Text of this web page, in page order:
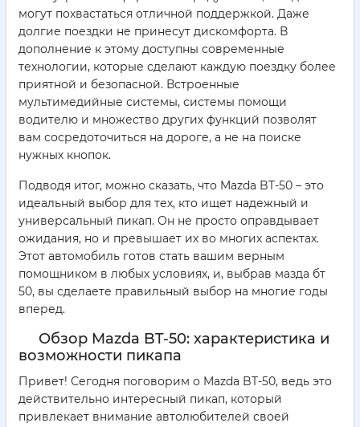
могут похвастаться отличной поддержкой. Даже
долгие поездки не принесут дискомфорта. В
дополнение к этому доступны современные
технологии, которые сделают каждую поездку более
приятной и безопасной. Встроенные
мультимедийные системы, системы помощи
водителю и множество других функций позволят
вам сосредоточиться на дороге, а не на поиске
нужных кнопок.
Подводя итог, можно сказать, что Mazda BT-50 – это
идеальный выбор для тех, кто ищет надежный и
универсальный пикап. Он не просто оправдывает
ожидания, но и превышает их во многих аспектах.
Этот автомобиль готов стать вашим верным
помощником в любых условиях, и, выбрав мазда бт
50, вы сделаете правильный выбор на многие годы
вперед.
Обзор Mazda BT-50: характеристика и
возможности пикапа
Привет! Сегодня поговорим о Mazda BT-50, ведь это
действительно интересный пикап, который
привлекает внимание автолюбителей своей